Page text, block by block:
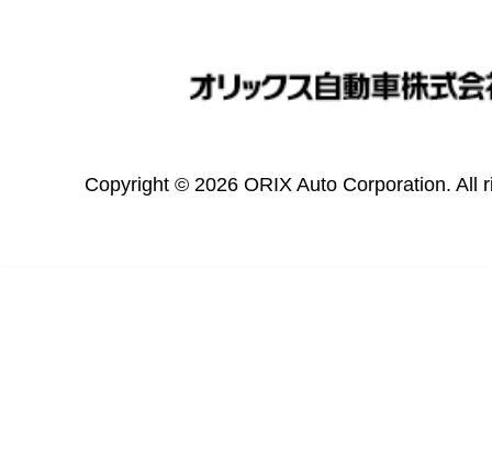
Copyright © 2026 ORIX Auto Corporation. All